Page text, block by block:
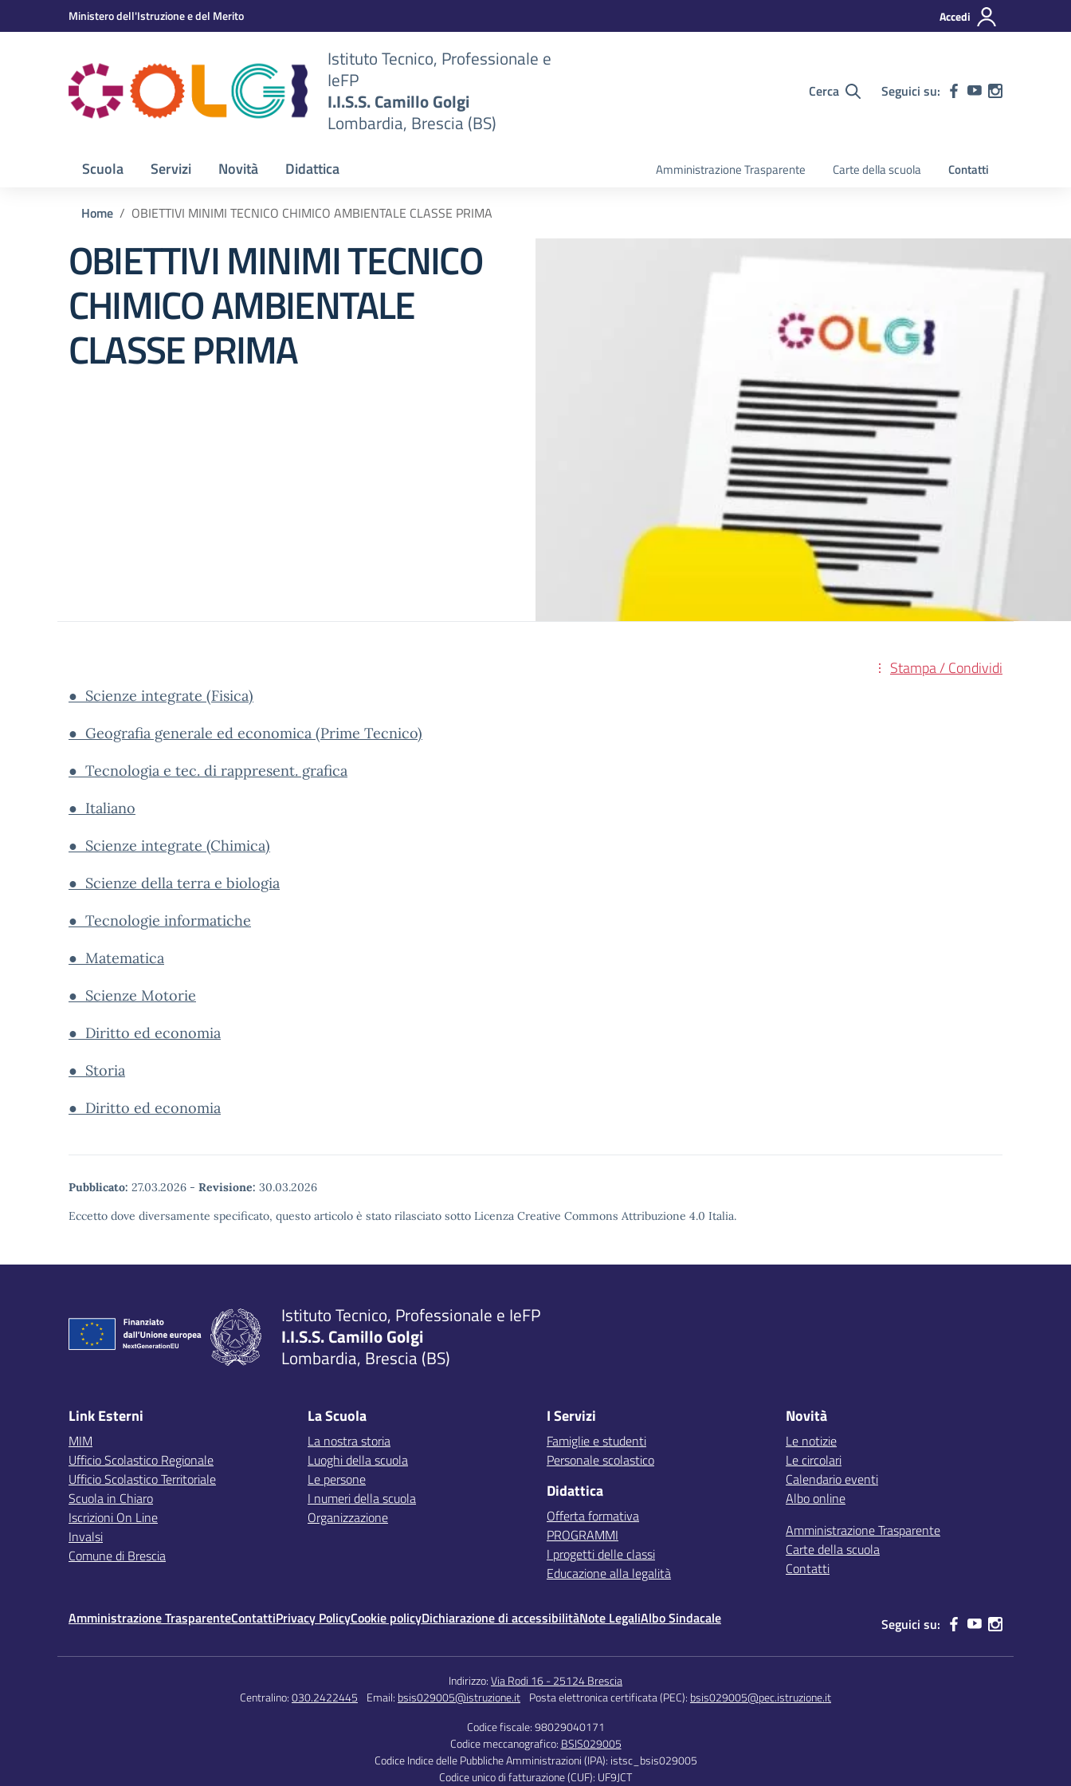
Vai ai contenuti
Vai al menu di navigazioneMinistero dell'Istruzione e del Merito Accedi
Istituto Tecnico, Professionale e
IeFP
I.I.S.S. Camillo Golgi
Lombardia, Brescia (BS)
Cerca Seguici su:
Scuola Servizi Novità Didattica Amministrazione Trasparente Carte della scuola Contatti
Home OBIETTIVI MINIMI TECNICO CHIMICO AMBIENTALE CLASSE PRIMA
OBIETTIVI MINIMI TECNICO
CHIMICO AMBIENTALE
CLASSE PRIMA
Stampa / Condividi
● Scienze integrate (Fisica)
● Geografia generale ed economica (Prime Tecnico)
● Tecnologia e tec. di rappresent. grafica
● Italiano
● Scienze integrate (Chimica)
● Scienze della terra e biologia
● Tecnologie informatiche
● Matematica
● Scienze Motorie
● Diritto ed economia
● Storia
● Diritto ed economia
Pubblicato: 27.03.2026 - Revisione: 30.03.2026
Eccetto dove diversamente specificato, questo articolo è stato rilasciato sotto Licenza Creative Commons Attribuzione 4.0 Italia.
Istituto Tecnico, Professionale e IeFP
I.I.S.S. Camillo Golgi
Lombardia, Brescia (BS)
Link Esterni
MIM
Ufficio Scolastico Regionale
Ufficio Scolastico Territoriale
Scuola in Chiaro
Iscrizioni On Line
Invalsi
Comune di Brescia
La Scuola
La nostra storia
Luoghi della scuola
Le persone
I numeri della scuola
Organizzazione
I Servizi
Famiglie e studenti
Personale scolastico
Didattica
Offerta formativa
PROGRAMMI
I progetti delle classi
Educazione alla legalità
Novità
Le notizie
Le circolari
Calendario eventi
Albo online
Amministrazione Trasparente
Carte della scuola
Contatti
Amministrazione TrasparenteContattiPrivacy PolicyCookie policyDichiarazione di accessibilitàNote LegaliAlbo Sindacale Seguici su:
Indirizzo:Via Rodi 16 - 25124 Brescia
Centralino:030.2422445 Email: bsis029005@istruzione.it Posta elettronica certificata (PEC): bsis029005@pec.istruzione.it
Codice fiscale: 98029040171
Codice meccanografico: BSIS029005
Codice Indice delle Pubbliche Amministrazioni (IPA): istsc_bsis029005
Codice unico di fatturazione (CUF): UF9JCT